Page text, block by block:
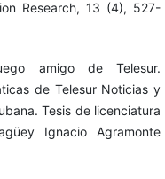
Research, 13 (4), 527-
amigo de Telesur.
de Telesur Noticias y
Tesis de licenciatura
Ignacio Agramonte